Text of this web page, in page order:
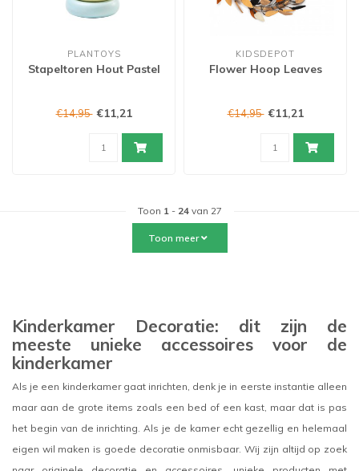
PLANTOYS
Stapeltoren Hout Pastel
€14,95 €11,21
KIDSDEPOT
Flower Hoop Leaves
€14,95 €11,21
Toon 1- 24van 27
Toon meer
Kinderkamer Decoratie: dit zijn de
meeste unieke accessoires voor de
kinderkamer
Als je een kinderkamer gaat inrichten, denk je in eerste instantie alleen
maar aan de grote items zoals een bed of een kast, maar dat is pas
het begin van de inrichting. Als je de kamer echt gezellig en helemaal
eigen wil maken is goede decoratie onmisbaar. Wij zijn altijd op zoek